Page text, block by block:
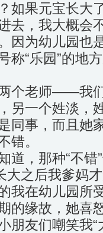
如果元宝长大
去，我大概会
因为幼儿园也
称“乐园”的地
个老师——我
另一个姓淡，
同事，而且她
错。
道，那种“不错
大之后我爹妈
我在幼儿园所
的缘故，她喜
朋友们嘲笑我“